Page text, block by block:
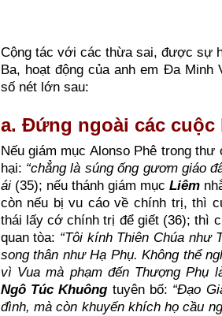
Cộng tác với các thừa sai, được sự
Ba, hoạt động của anh em Đa Minh
số nét lớn sau:
a. Đứng ngoài các cuộc
Nếu giám mục Alonso Phê trong
hại: “chẳng là súng ống gươm giáo
ái (35); nếu thánh giám mục Liêm
còn nếu bị vu cáo về chính trị, thì
thái lấy cớ chính trị để giết (36); thì
quan tòa: “Tôi kính Thiên Chúa như
song thân như Hạ Phụ. Không thể
vì Vua mà phạm đến Thượng Phụ
Ngô Túc Khuông tuyên bố: “Đạo
đình, mà còn khuyến khích họ cầu